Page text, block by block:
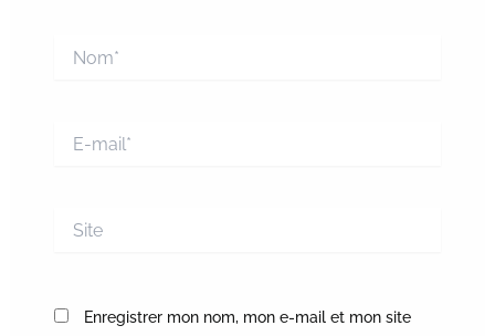
mail*
Enregistrer mon nom, mon e-mail et mon site